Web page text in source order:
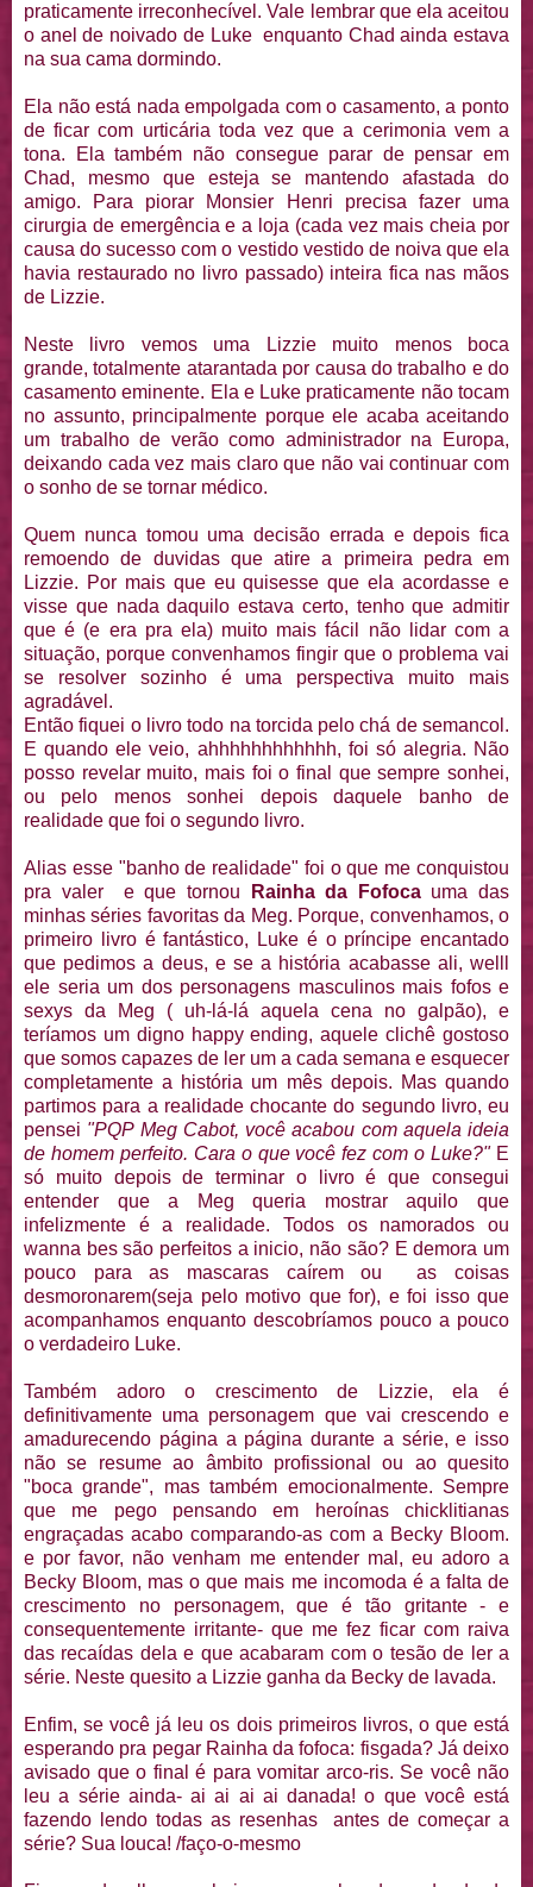
praticamente irreconhecível. Vale lembrar que ela aceitou
o anel de noivado de Luke enquanto Chad ainda estava
na sua cama dormindo.
Ela não está nada empolgada com o casamento, a ponto
de ficar com urticária toda vez que a cerimonia vem a
tona. Ela também não consegue parar de pensar em
Chad, mesmo que esteja se mantendo afastada do
amigo. Para piorar Monsier Henri precisa fazer uma
cirurgia de emergência e a loja (cada vez mais cheia por
causa do sucesso com o vestido vestido de noiva que ela
havia restaurado no livro passado) inteira fica nas mãos
de Lizzie.
Neste livro vemos uma Lizzie muito menos boca
grande, totalmente atarantada por causa do trabalho e do
casamento eminente. Ela e Luke praticamente não tocam
no assunto, principalmente porque ele acaba aceitando
um trabalho de verão como administrador na Europa,
deixando cada vez mais claro que não vai continuar com
o sonho de se tornar médico.
Quem nunca tomou uma decisão errada e depois fica
remoendo de duvidas que atire a primeira pedra em
Lizzie. Por mais que eu quisesse que ela acordasse e
visse que nada daquilo estava certo, tenho que admitir
que é (e era pra ela) muito mais fácil não lidar com a
situação, porque convenhamos fingir que o problema vai
se resolver sozinho é uma perspectiva muito mais
agradável.
Então fiquei o livro todo na torcida pelo chá de semancol.
E quando ele veio, ahhhhhhhhhhhh, foi só alegria. Não
posso revelar muito, mais foi o final que sempre sonhei,
ou pelo menos sonhei depois daquele banho de
realidade que foi o segundo livro.
Alias esse "banho de realidade" foi o que me conquistou
pra valer e que tornou
Rainha da Fofocauma das
minhas séries favoritas da Meg. Porque, convenhamos, o
primeiro livro é fantástico, Luke é o príncipe encantado
que pedimos a deus, e se a história acabasse ali, welll
ele seria um dos personagens masculinos mais fofos e
sexys da Meg ( uh-lá-lá aquela cena no galpão), e
teríamos um digno happy ending, aquele clichê gostoso
que somos capazes de ler um a cada semana e esquecer
completamente a história um mês depois. Mas quando
partimos para a realidade chocante do segundo livro, eu
pensei "PQP Meg Cabot, você acabou com aquela ideia
de homem perfeito. Cara o que você fez com o Luke?"E
só muito depois de terminar o livro é que consegui
entender que a Meg queria mostrar aquilo que
infelizmente é a realidade. Todos os namorados ou
wanna bes são perfeitos a inicio, não são? E demora um
pouco para as mascaras caírem ou as coisas
desmoronarem(seja pelo motivo que for), e foi isso que
acompanhamos enquanto descobríamos pouco a pouco
o verdadeiro Luke.
Também adoro o crescimento de Lizzie, ela é
definitivamente uma personagem que vai crescendo e
amadurecendo página a página durante a série, e isso
não se resume ao âmbito profissional ou ao quesito
"boca grande", mas também emocionalmente. Sempre
que me pego pensando em heroínas chicklitianas
engraçadas acabo comparando-as com a Becky Bloom.
e por favor, não venham me entender mal, eu adoro a
Becky Bloom, mas o que mais me incomoda é a falta de
crescimento no personagem, que é tão gritante - e
consequentemente irritante- que me fez ficar com raiva
das recaídas dela e que acabaram com o tesão de ler a
série. Neste quesito a Lizzie ganha da Becky de lavada.
Enfim, se você já leu os dois primeiros livros, o que está
esperando pra pegar Rainha da fofoca: fisgada? Já deixo
avisado que o final é para vomitar arco-ris. Se você não
leu a série ainda- ai ai ai ai danada! o que você está
fazendo lendo todas as resenhas antes de começar a
série? Sua louca! /faço-o-mesmo